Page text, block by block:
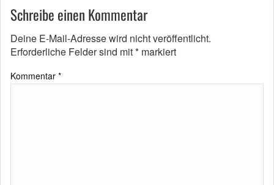
Schreibe einen Kommentar
Deine E-Mail-Adresse wird nicht veröffentlicht.
Erforderliche Felder sind mit* markiert
Kommentar *